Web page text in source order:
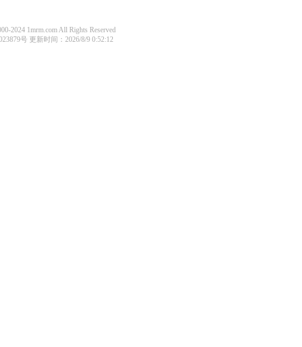
2024 1mrm.com All Rights Reserved
号 更新时间：2026/8/9 0:52:12